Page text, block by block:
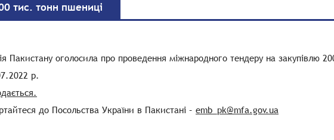
тис. тонн пшениці
Пакистану оголосила про проведення міжнародного тендеру на закупівлю
р.
до Посольства України в Пакистані – emb_pk@mfa.gov.ua